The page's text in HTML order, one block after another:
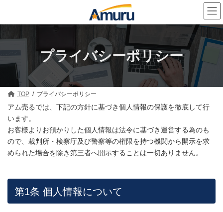
ツ
ス
キ
シ
ン
に
プライバシーポリシー
TOP プライバシーポリシー
アム売るでは、下記の方針に基づき個人情報の保護を徹底して行
います。
お客様よりお預かりした個人情報は法令に基づき運営する為のも
ので、裁判所・検察庁及び警察等の権限を持つ機関から開示を求
められた場合を除き第三者へ開示することは一切ありません。
第1条 個人情報について